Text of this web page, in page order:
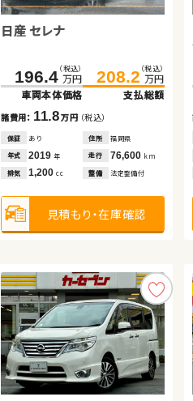
日産 セレナ
196.4（税込）
万円
車両本体価格
208.2 （税込）
万円
支払総額
諸費用： 11.8万円 （税込）
保証 あり 住所
福岡県
年式
2019年 走行 76,600 km
排気
1,200cc 整備 法定整備付
見積もり・在庫確認
トヨタ ノア ハイブリッド
381.6（税込）
万円
車両本体価格
395.2 （税込）
万円
支払総額
諸費用： 13.6万円 （税込）
保証 あり 住所
福島県
年式
2024年 走行 14,700 km
排気
1,800cc 整備 なし
見積もり・在庫確認
トヨタ ルーミー
136.0（税込）
万円
車両本体価格
153.8 （税込）
万円
支払総額
諸費用： 17.8万円 （税込）
保証 なし 住所
福島県
年式
2021年 走行 20,800 km
排気
1,000cc 整備 法定整備付
見積もり・在庫確認